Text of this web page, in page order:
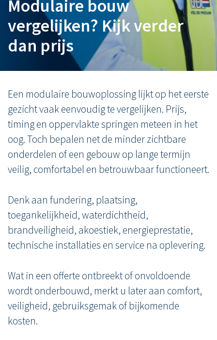
Modulaire bouw
vergelijken? Kijk verder
dan prijs
Een modulaire bouwoplossing lijkt op het eerste
gezicht vaak eenvoudig te vergelijken. Prijs,
timing en oppervlakte springen meteen in het
oog. Toch bepalen net de minder zichtbare
onderdelen of een gebouw op lange termijn
veilig, comfortabel en betrouwbaar functioneert.
Denk aan fundering, plaatsing,
toegankelijkheid, waterdichtheid,
brandveiligheid, akoestiek, energieprestatie,
technische installaties en service na oplevering.
Wat in een offerte ontbreekt of onvoldoende
wordt onderbouwd, merkt u later aan comfort,
veiligheid, gebruiksgemak of bijkomende
kosten.